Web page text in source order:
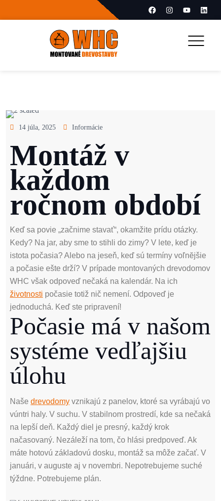
14 júla, 2025 Informácie
Montáž v
každom
ročnom období
Keď sa povie „začnime stavať“, okamžite prídu otázky.
Kedy? Na jar, aby sme to stihli do zimy? V lete, keď je
istota počasia? Alebo na jeseň, keď sú termíny voľnĕjšie
a počasie ešte drží? V prípade montovaných drevodomov
WHC však odpoveď nečaká na kalendár. Na ich
životnosti počasie totiž nič nemení. Odpoveď je
jednoduchá. Keď ste pripravení!
Počasie má v našom
systéme vedľajšiu
úlohu
Naše drevodomy vznikajú z panelov, ktoré sa vyrábajú vo
vúntri haly. V suchu. V stabilnom prostredí, kde sa nečaká
na lepší deň. Každý diel je presný, každý krok
načasovaný. Nezáleží na tom, čo hlási predpoveď. Ak
máte hotovú základovú dosku, montáž sa môže začať. V
januári, v auguste aj v novembri. Nepotrebujeme suché
týždne. Potrebujeme plán.